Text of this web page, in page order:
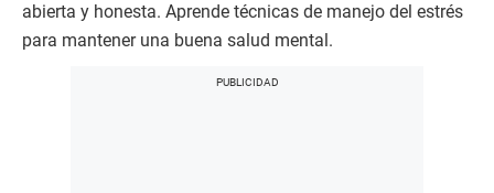
abierta y honesta. Aprende técnicas de manejo del estrés
para mantener una buena salud mental.